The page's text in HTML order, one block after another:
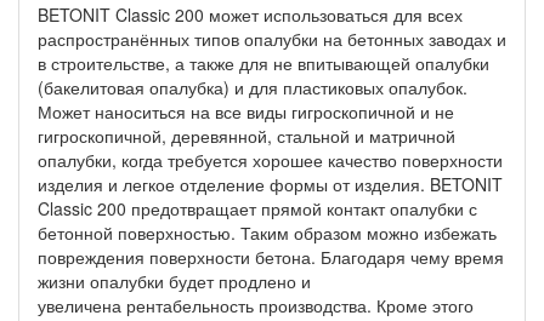
BETONIT Classic 200 может использоваться для всех
распространённых типов опалубки на бетонных заводах и
в строительстве, а также для не впитывающей опалубки
(бакелитовая опалубка) и для пластиковых опалубок.
Может наноситься на все виды гигроскопичной и не
гигроскопичной, деревянной, стальной и матричной
опалубки, когда требуется хорошее качество поверхности
изделия и легкое отделение формы от изделия. BETONIT
Classic 200 предотвращает прямой контакт опалубки с
бетонной поверхностью. Таким образом можно избежать
повреждения поверхности бетона. Благодаря чему время
жизни опалубки будет продлено и
увеличена рентабельность производства. Кроме этого